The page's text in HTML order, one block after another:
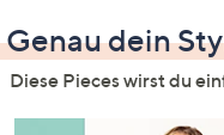
Genau dein
Diese Pieces wirst du